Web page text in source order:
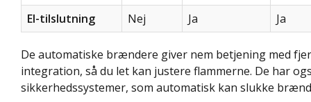
El-tilslutning
Nej Ja Ja
De automatiske brændere giver nem betjening med
integration, så du let kan justere flammerne. De har
sikkerhedssystemer, som automatisk kan slukke